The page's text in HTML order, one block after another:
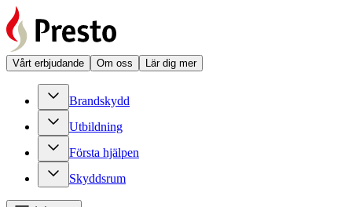
Vårt erbjudande Om oss Lär dig mer
Brandskydd
Utbildning
Första hjälpen
Skyddsrum